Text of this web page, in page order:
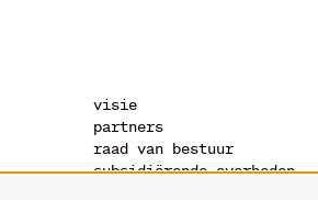
visie
partners
raad van bestuur
subsidiërende overheden